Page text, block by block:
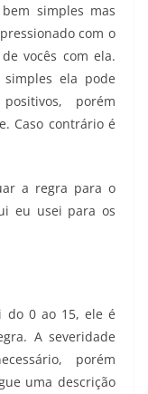
simples mas
com o
vocês com ela.
ela pode
porém
Caso contrário é
a regra para o
eu usei para os
do 0 ao 15, ele é
A severidade
porém
uma descrição